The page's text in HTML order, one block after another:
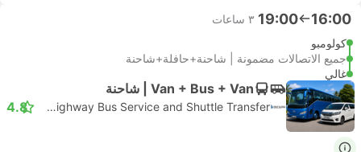
16:00
19:00 ٣ ساعات
كولومبو
جميع الاتصالات مضمونة | شاحنة+حافلة+شاحنة
غالي
Van + Bus + Van | شاحنة
SL Highway Bus Service and Shuttle Transfer
4.8